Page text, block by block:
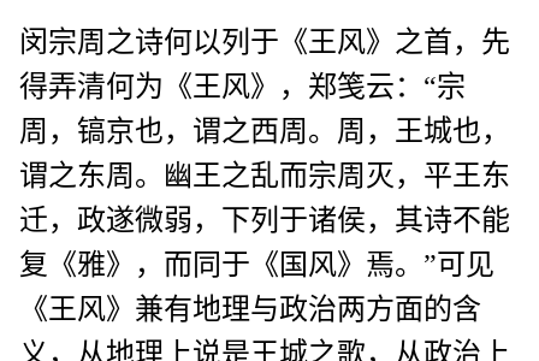
闵宗周之诗何以列于《王风》之首，先
得弄清何为《王风》，郑笺云：“宗
周，镐京也，谓之西周。周，王城也，
谓之东周。幽王之乱而宗周灭，平王东
迁，政遂微弱，下列于诸侯，其诗不能
复《雅》，而同于《国风》焉。”可见
《王风》兼有地理与政治两方面的含
义，从地理上说是王城之歌，从政治上